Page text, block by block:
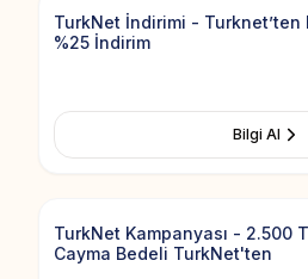
TurkNet İndirimi -
%25 İndirim
Bilgi Al
TurkNet Kampanyası - 2.500
Cayma Bedeli TurkNet'ten